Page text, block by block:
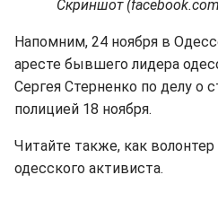
Скриншот
Напомним, 24 ноября в
аресте бывшего лидера
Сергея Стерненко по делу о
полицией 18 ноября.
Читайте также, как
одесского активиста.